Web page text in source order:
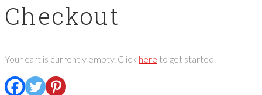
Checkout
Your cart is currently empty. Click here to get started.